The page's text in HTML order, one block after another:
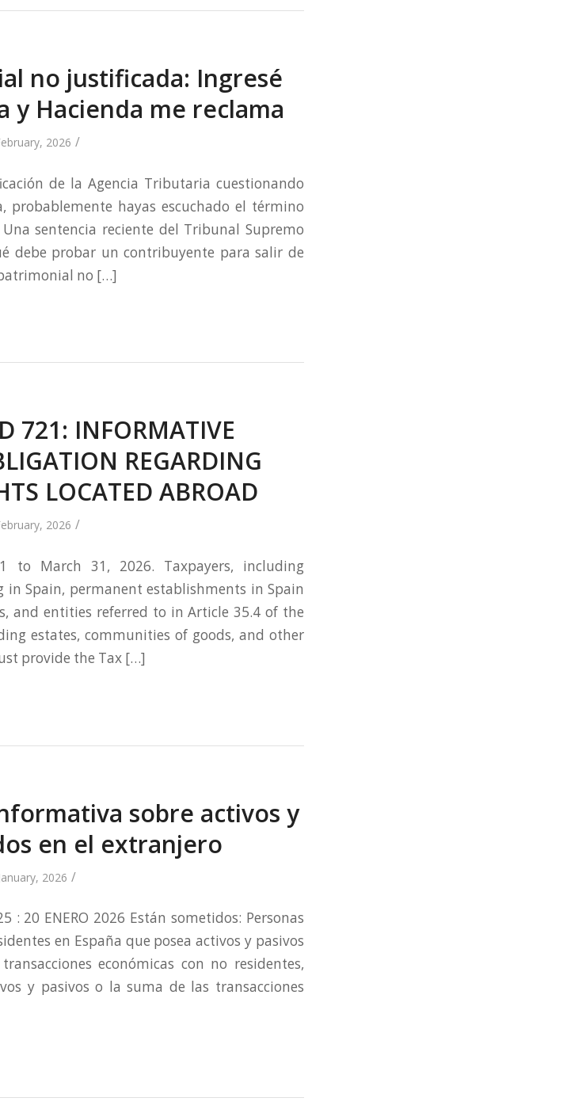
no justificada: Ingresé
y Hacienda me reclama
2026 /
de la Agencia Tributaria cuestionando
probablemente hayas escuchado el término
sentencia reciente del Tribunal Supremo
debe probar un contribuyente para salir de
no […]
721: INFORMATIVE
REGARDING
LOCATED ABROAD
2026 /
to March 31, 2026. Taxpayers, including
Spain, permanent establishments in Spain
and entities referred to in Article 35.4 of the
estates, communities of goods, and other
provide the Tax […]
sobre activos y
en el extranjero
2026 /
: 20 ENERO 2026 Están sometidos: Personas
en España que posea activos y pasivos
económicas con no residentes,
y pasivos o la suma de las transacciones